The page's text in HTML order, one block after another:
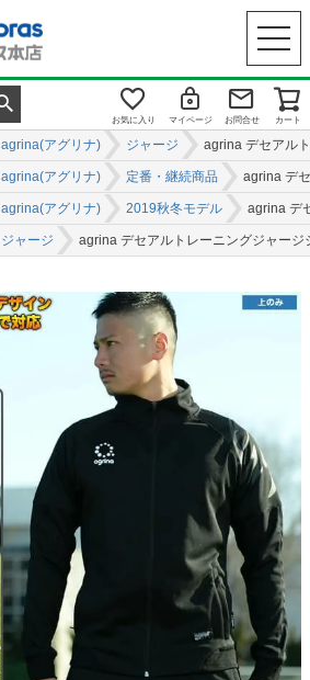
お気に入り マイページ お問合せ カート
agrina(アグリナ) ジャージ agrina デセアル
agrina(アグリナ) 定番・継続商品 agrina デ
agrina(アグリナ) 2019秋冬モデル agrina デ
ジャージ agrina デセアルトレーニングジャージ